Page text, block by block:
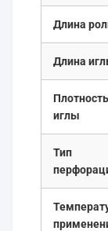
Длина
Длина
Плотность
иглы
Тип